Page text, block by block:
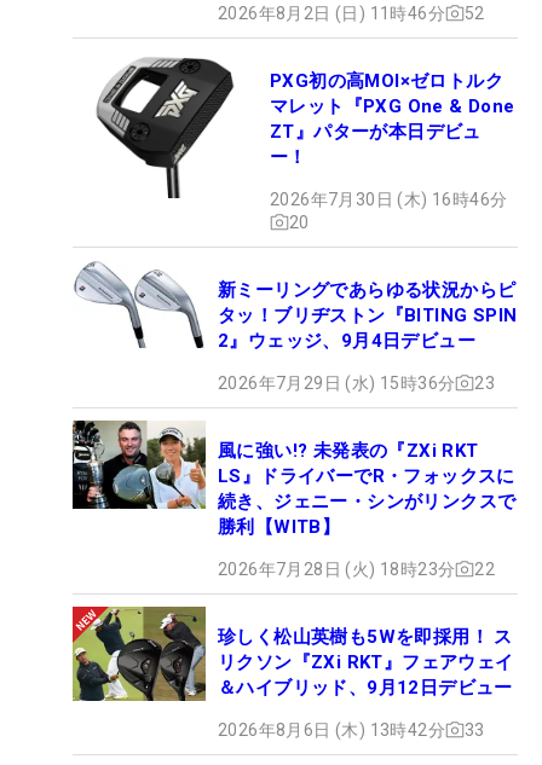
2026年8月2日 (日) 11時46分 52
PXG初の高MOI×ゼロトルク
マレット『PXG One & Done
ZT』パターが本日デビュ
ー！
2026年7月30日 (木) 16時46分
20
新ミーリングであらゆる状況からピ
タッ！ブリヂストン『BITING SPIN
2』ウェッジ、9月4日デビュー
2026年7月29日 (水) 15時36分 23
風に強い!? 未発表の『ZXi RKT
LS』ドライバーでR・フォックスに
続き、ジェニー・シンがリンクスで
勝利【WITB】
2026年7月28日 (火) 18時23分 22
珍しく松山英樹も5Wを即採用！ ス
リクソン『ZXi RKT』フェアウェイ
＆ハイブリッド、9月12日デビュー
2026年8月6日 (木) 13時42分 33